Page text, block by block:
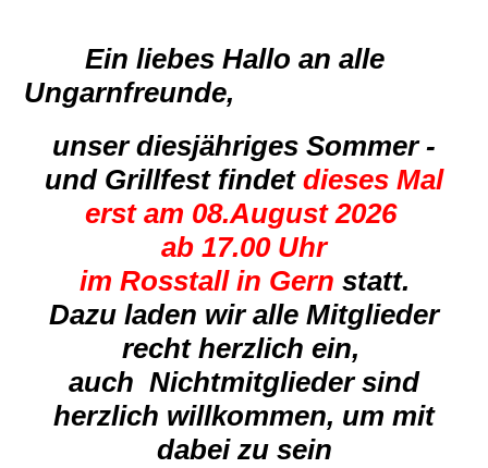
Ein liebes Hallo an alle
Ungarnfreunde,
unser diesjähriges Sommer -
und Grillfest findet dieses Mal
erst am 08.August 2026
ab 17.00 Uhr
im Rosstall in Gern statt.
Dazu laden wir alle Mitglieder
recht herzlich ein,
auch Nichtmitglieder sind
herzlich willkommen, um mit
dabei zu sein